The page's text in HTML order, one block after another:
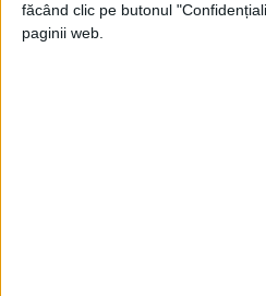
făcând clic pe butonul
paginii web.